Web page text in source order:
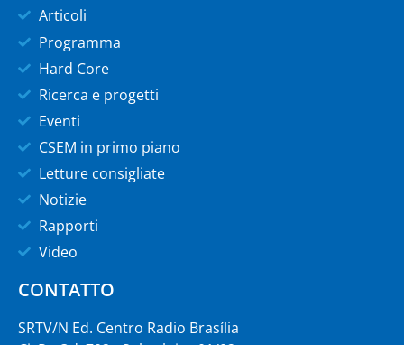
Articoli
Programma
Hard Core
Ricerca e progetti
Eventi
CSEM in primo piano
Letture consigliate
Notizie
Rapporti
Video
CONTATTO
SRTV/N Ed. Centro Radio Brasília